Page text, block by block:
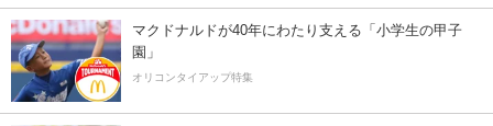
マクドナルドが40年にわたり支える「小学生の甲子
園」
オリコンタイアップ特集